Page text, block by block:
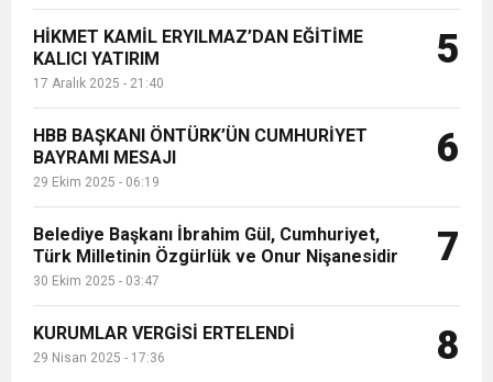
HİKMET KAMİL ERYILMAZ’DAN EĞİTİME
KALICI YATIRIM
17 Aralık 2025 - 21:40
5
HBB BAŞKANI ÖNTÜRK’ÜN CUMHURİYET
BAYRAMI MESAJI
29 Ekim 2025 - 06:19
6
Belediye Başkanı İbrahim Gül, Cumhuriyet,
Türk Milletinin Özgürlük ve Onur Nişanesidir
30 Ekim 2025 - 03:47
7
KURUMLAR VERGİSİ ERTELENDİ
29 Nisan 2025 - 17:36 8